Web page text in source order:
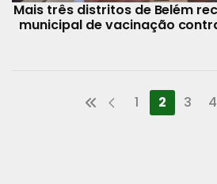
Mais três distritos de Belém
municipal de vacinação
1 2 3 4